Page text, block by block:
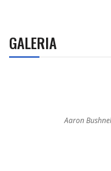
GALERIA
Aaron